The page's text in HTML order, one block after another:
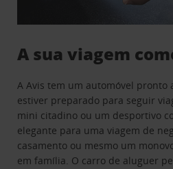
A sua viagem
A Avis tem um automóvel pronto
estiver preparado para seguir
mini citadino ou um desportivo
elegante para uma viagem de
casamento ou mesmo um
em família. O carro de aluguer